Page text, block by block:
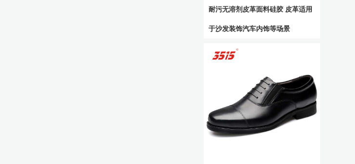
耐污无溶剂皮革面料硅胶 皮革适用
于沙发装饰汽车内饰等场景